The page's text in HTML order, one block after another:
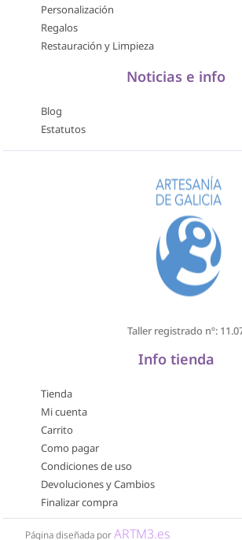
Personalización
Regalos
Restauración y Limpieza
Noticias e info
Blog
Estatutos
Taller registrado nº:
Info tienda
Tienda
Mi cuenta
Carrito
Como pagar
Condiciones de uso
Devoluciones y Cambios
Finalizar compra
Página diseñada porARTM3.es